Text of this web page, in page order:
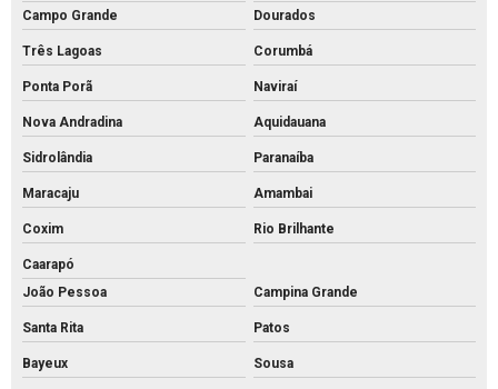
Campo Grande Dourados
Três Lagoas Corumbá
Ponta Porã Naviraí
Nova Andradina Aquidauana
Sidrolândia Paranaíba
Maracaju Amambai
Coxim Rio Brilhante
Caarapó
João Pessoa
Campina Grande
Santa Rita Patos
Bayeux Sousa